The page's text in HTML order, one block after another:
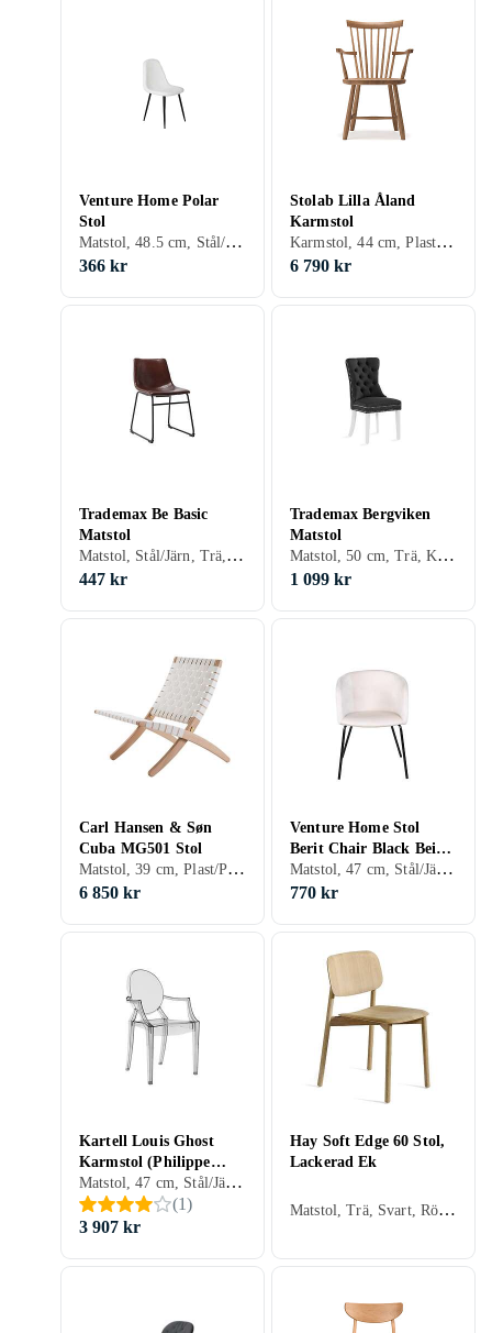
Venture Home Polar
Stol
Matstol, 48.5 cm, Stål/Järn, Plast/Polyester, Trä, Skinn/Läder, MDF, Konstläder, Tyg/Textil, Svart, Vit, Silver, Grå, Brun, Blå, Rostfritt stål, Ek, Grön, Beige, Trä/natur, Valnöt
366 kr
Stolab Lilla Åland
Karmstol
Karmstol, 44 cm, Plast/Polyester, Trä, Skinn/Läder, Svart, Vit, Grå, Brun, Blå, Röd, Gul, Calvados, Ek, Björk, Grön, Rosa, Trä/natur, Lackad
6 790 kr
Trademax Be Basic
Matstol
Matstol, Stål/Järn, Trä, Skinn/Läder, Konstläder, Tyg/Textil, Svart, Vit, Grå, Brun, Blå, Röd, Rostfritt stål, Gul, Orange, Grön, Rosa, Lila
447 kr
Trademax Bergviken
Matstol
Matstol, 50 cm, Trä, Konstläder, Tyg/Textil, Svart, Vit, Grå, Brun, Beige, Trä/natur
1 099 kr
Carl Hansen & Søn
Cuba MG501 Stol
Matstol, 39 cm, Plast/Polyester, Trä, Tyg/Textil, Svart, Vit, Grå, Ek, Teak, Trä/natur, Lackad
6 850 kr
Venture Home Stol
Berit Chair Black Beige
Velvet 15562-880
Matstol, 47 cm, Stål/Järn, Trä, Svart, Björk, Beige
770 kr
Kartell Louis Ghost
Karmstol (Philippe
Starck)
Matstol, 47 cm, Stål/Järn, Plast/Polyester, Aluminium, Trä, Svart, Vit, Grå, Blå, Gul, Orange, Ek, Transparent, Grön, Trä/natur
(1)
3 907 kr
Hay Soft Edge 60 Stol,
Lackerad Ek
Matstol, Trä, Svart, Röd, Ek, Grön